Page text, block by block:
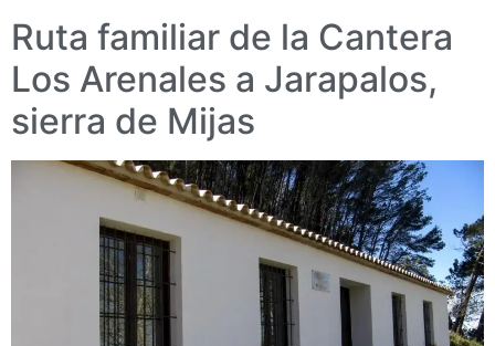
Ruta familiar de la Cantera
Los Arenales a Jarapalos,
sierra de Mijas